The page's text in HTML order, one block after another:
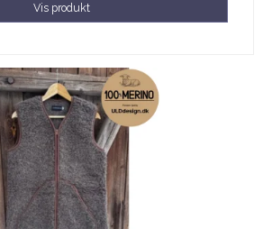
Vis produkt